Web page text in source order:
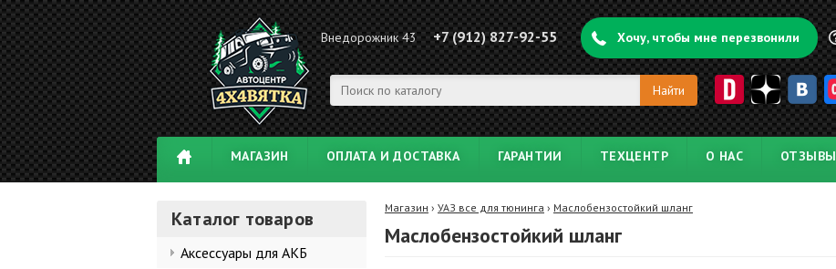
Внедорожник 43 +7 (912) 827-92-55 Хочу, чтобы мне перезвонили
МАГАЗИН ОПЛАТА И ДОСТАВКА ГАРАНТИИ ТЕХЦЕНТР О НАС ОТЗЫВЫ
Каталог товаров
Аксессуары для АКБ
Магазин › УАЗ все для тюнинга › Маслобензостойкий шланг
Маслобензостойкий шланг